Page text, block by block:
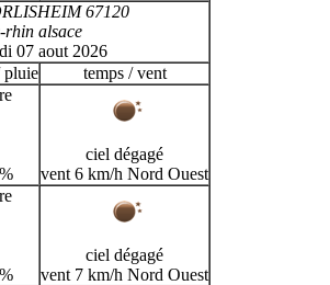
67120
rhin alsace
07 aout 2026
pluie temps / vent
ciel dégagé
vent 6 km/h Nord Ouest
ciel dégagé
vent 7 km/h Nord Ouest